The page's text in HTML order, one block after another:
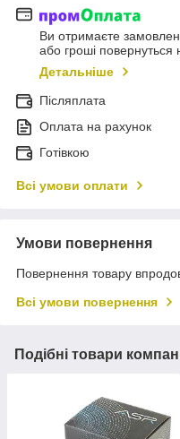
Ви отримаєте
або гроші повернуться
Детальніше
Післяплата
Оплата на рахунок
Готівкою
Всі умови оплати
Умови повернення
Повернення товару
Всі умови повернення
Подібні товари